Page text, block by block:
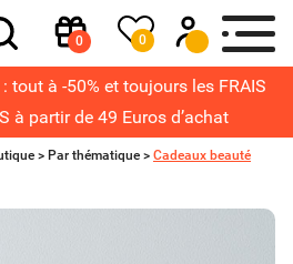
0 0
: tout à -50% et toujours les FRAIS
à partir de 49 Euros d’achat
> Par thématique > Cadeaux beauté